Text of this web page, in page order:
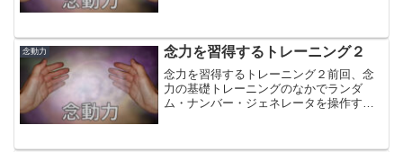
に難しく、10年近い修行が必要であり、
大抵の人は途中で挫折し...
念動力 念力を習得するトレーニング２
念力を習得するトレーニング２前回、念
力の基礎トレーニングのなかでランダ
ム・ナンバー・ジェネレータを操作する